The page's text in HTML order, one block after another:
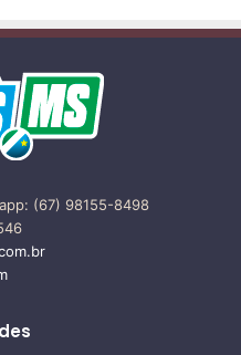
(67) 98155-8498